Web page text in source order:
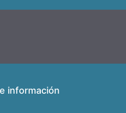
información